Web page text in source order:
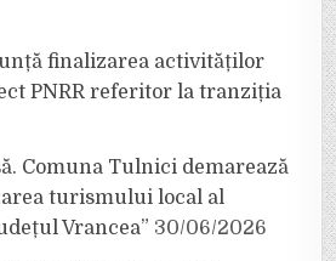
finalizarea activităților
PNRR referitor la tranziția
Comuna Tulnici demarează
turismului local al
Vrancea” 30/06/2026